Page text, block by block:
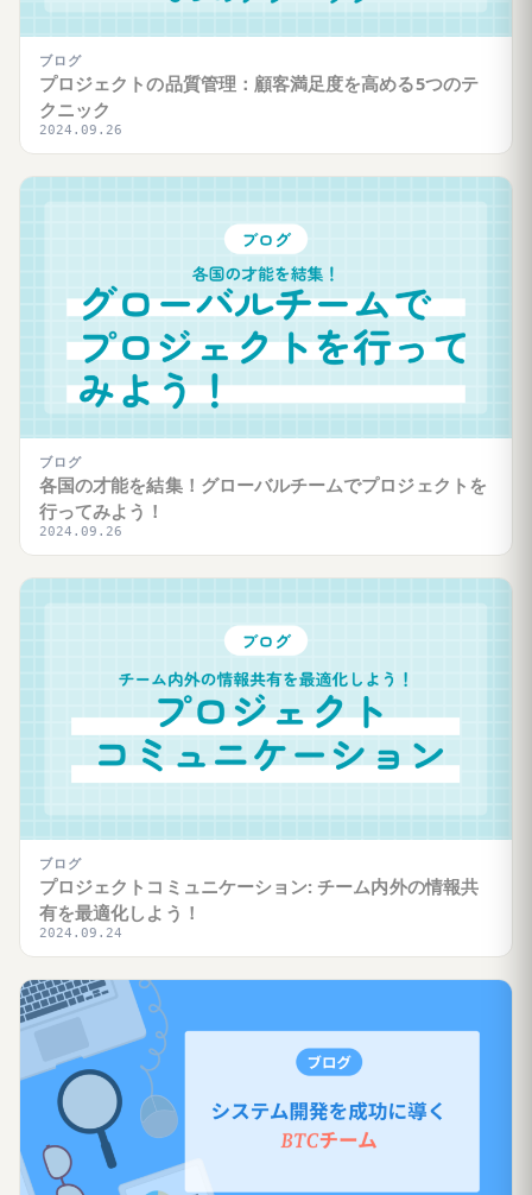
ブログ
プロジェクトの品質管理：顧客満足度を高める5つのテ
クニック
2024.09.26
ブログ
各国の才能を結集！グローバルチームでプロジェクトを
行ってみよう！
2024.09.26
ブログ
プロジェクトコミュニケーション: チーム内外の情報共
有を最適化しよう！
2024.09.24